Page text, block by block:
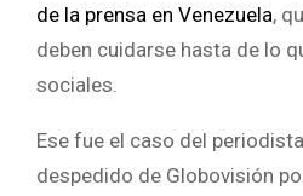
de la prensa en Venezuela,
deben cuidarse hasta de lo
sociales.
Ese fue el caso del periodista
despedido de Globovisión